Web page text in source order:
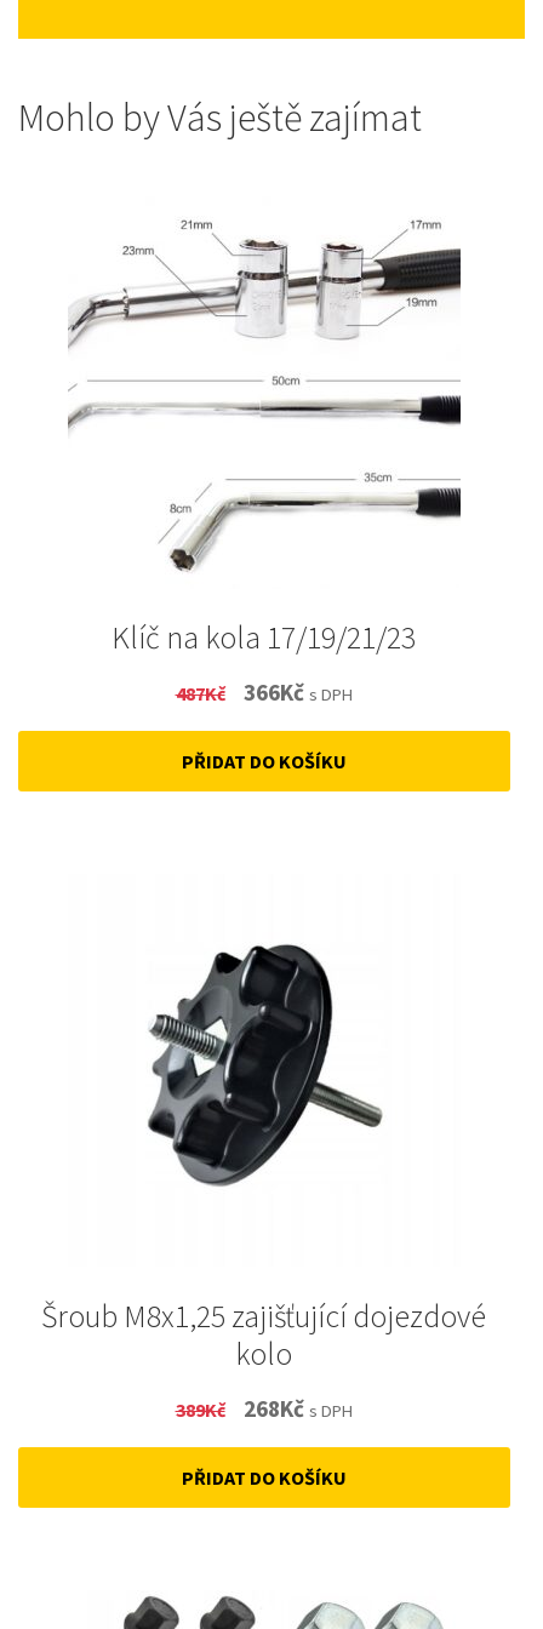
Mohlo by Vás ještě zajímat
Klíč na kola 17/19/21/23
487Kč
Original
price
was:
366KčCurrent
price
is:
s DPH
PŘIDAT DO KOŠÍKU
Šroub M8x1,25 zajišťující dojezdové
kolo
389Kč
Original
price
was:
268KčCurrent
price
is:
s DPH
PŘIDAT DO KOŠÍKU